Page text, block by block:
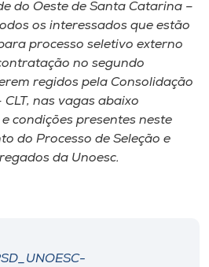
do Oeste de Santa Catarina –
os interessados que estão
processo seletivo externo
no segundo
regidos pela Consolidação
nas vagas abaixo
condições presentes neste
do Processo de Seleção e
da Unoesc.